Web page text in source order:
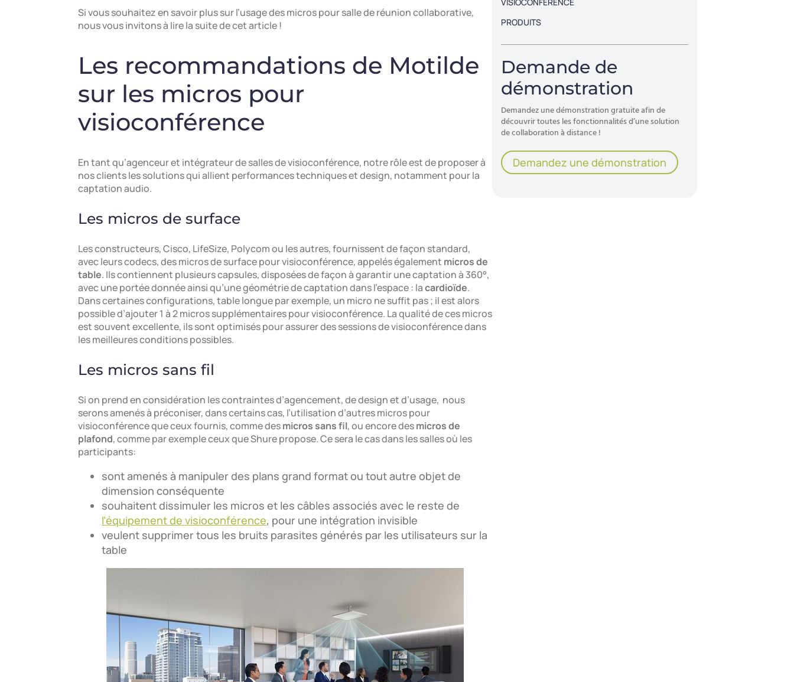
Si vous souhaitez en savoir plus sur l’usage des micros pour salle de réunion collaborative,
nous vous invitons à lire la suite de cet article !
Les recommandations de Motilde
sur les micros pour
visioconférence
En tant qu’agenceur et intégrateur de salles de visioconférence, notre rôle est de proposer à
nos clients les solutions qui allient performances techniques et design, notamment pour la
captation audio.
Les micros de surface
Les constructeurs, Cisco, LifeSize, Polycom ou les autres, fournissent de façon standard,
avec leurs codecs, des micros de surface pour visioconférence, appelés également micros de
table. Ils contiennent plusieurs capsules, disposées de façon à garantir une captation à 360°,
avec une portée donnée ainsi qu’une géométrie de captation dans l’espace : lacardioïde.
Dans certaines configurations, table longue par exemple, un micro ne suffit pas ; il est alors
possible d’ajouter 1 à 2 micros supplémentaires pour visioconférence. La qualité de ces micros
est souvent excellente, ils sont optimisés pour assurer des sessions de visioconférence dans
les meilleures conditions possibles.
Les micros sans fil
Si on prend en considération les contraintes d’agencement, de design et d’usage, nous
serons amenés à préconiser, dans certains cas, l’utilisation d’autres micros pour
visioconférence que ceux fournis, comme desmicros sans fil, ou encore desmicros de
plafond, comme par exemple ceux que Shure propose. Ce sera le cas dans les salles où les
participants:
sont amenés à manipuler des plans grand format ou tout autre objet de
dimension conséquente
souhaitent dissimuler les micros et les câbles associés avec le reste de
l’équipement de visioconférence, pour une intégration invisible
veulent supprimer tous les bruits parasites générés par les utilisateurs sur la
table